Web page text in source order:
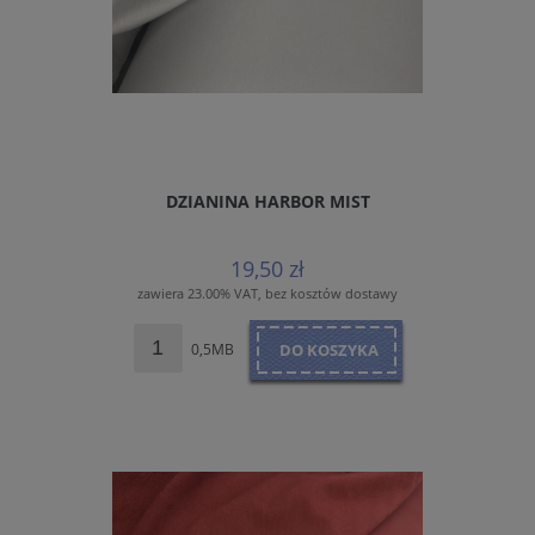
DZIANINA HARBOR MIST
19,50 zł
zawiera 23.00% VAT, bez kosztów dostawy
0,5MB DO KOSZYKA